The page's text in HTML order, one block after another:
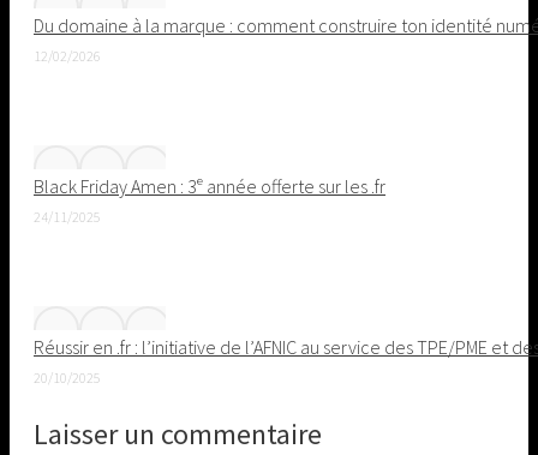
Du domaine à la marque : comment construire ton identité
12/02/2026
Black Friday Amen : 3ᵉ année offerte sur les .fr
24/11/2025
Réussir en .fr : l’initiative de l’AFNIC au service des TPE/PME et
20/10/2025
Laisser un commentaire